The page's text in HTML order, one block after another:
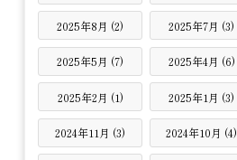
2025年8月 (2) 2025年7月 (3)
2025年5月 (7) 2025年4月 (6)
2025年2月 (1) 2025年1月 (3)
2024年11月 (3) 2024年10月 (4)